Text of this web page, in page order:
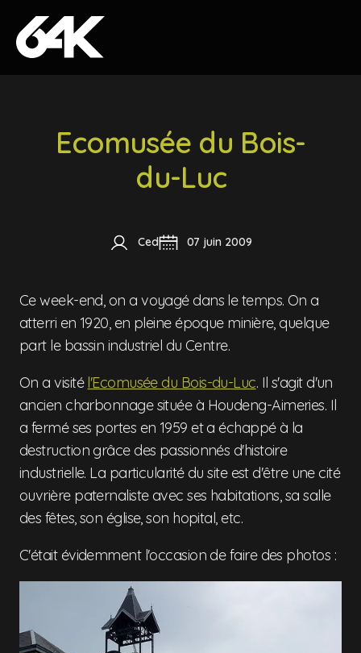
Skip to content
Ecomusée du Bois-
du-Luc
Ced 07 juin 2009
Ce week-end, on a voyagé dans le temps. On a
atterri en 1920, en pleine époque minière, quelque
part le bassin industriel du Centre.
On a visité l'Ecomusée du Bois-du-Luc. Il s'agit d'un
ancien charbonnage située à Houdeng-Aimeries. Il
a fermé ses portes en 1959 et a échappé à la
destruction grâce des passionnés d'histoire
industrielle. La particularité du site est d'être une cité
ouvrière paternaliste avec ses habitations, sa salle
des fêtes, son église, son hopital, etc.
C'était évidemment l'occasion de faire des photos :